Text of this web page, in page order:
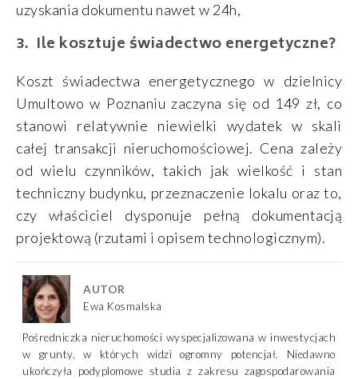
uzyskania dokumentu nawet w 24h,
Ile kosztuje świadectwo energetyczne?
Koszt świadectwa energetycznego w dzielnicy
Umultowo w Poznaniu zaczyna się od 149 zł, co
stanowi relatywnie niewielki wydatek w skali
całej transakcji nieruchomościowej. Cena zależy
od wielu czynników, takich jak wielkość i stan
techniczny budynku, przeznaczenie lokalu oraz to,
czy właściciel dysponuje pełną dokumentacją
projektową (rzutami i opisem technologicznym).
AUTOR
Ewa Kosmalska
Pośredniczka nieruchomości wyspecjalizowana w inwestycjach
w grunty, w których widzi ogromny potencjał. Niedawno
ukończyła podyplomowe studia z zakresu zagospodarowania